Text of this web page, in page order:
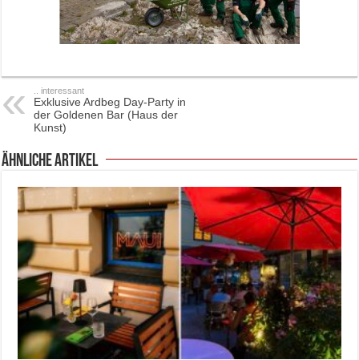
.. interessant
Exklusive Ardbeg Day-Party in
der Goldenen Bar (Haus der
Kunst)
ähnliche Artikel